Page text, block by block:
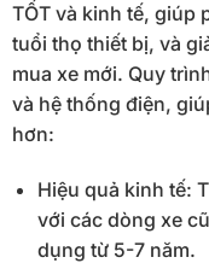
TỐT và kinh tế, giúp
tuổi thọ thiết bị, và
mua xe mới. Quy
và hệ thống điện,
hơn:
Hiệu quả kinh tế:
với các dòng xe
dụng từ 5-7 năm.